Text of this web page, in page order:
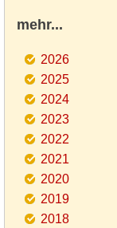
mehr...
2026
2025
2024
2023
2022
2021
2020
2019
2018